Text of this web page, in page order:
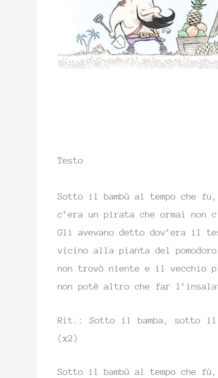
Testo
Sotto il bambù al tempo che fu,
c’era un pirata che ormai non
Gli avevano detto dov’era il te
vicino alla pianta del pomodoro
non trovò niente e il vecchio
non potè altro che far l’insa
Rit.: Sotto il bamba, sotto il
(x2)
Sotto il bambù al tempo che fù,